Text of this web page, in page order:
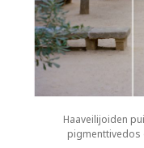
Haaveilijoiden
pigmenttivedos